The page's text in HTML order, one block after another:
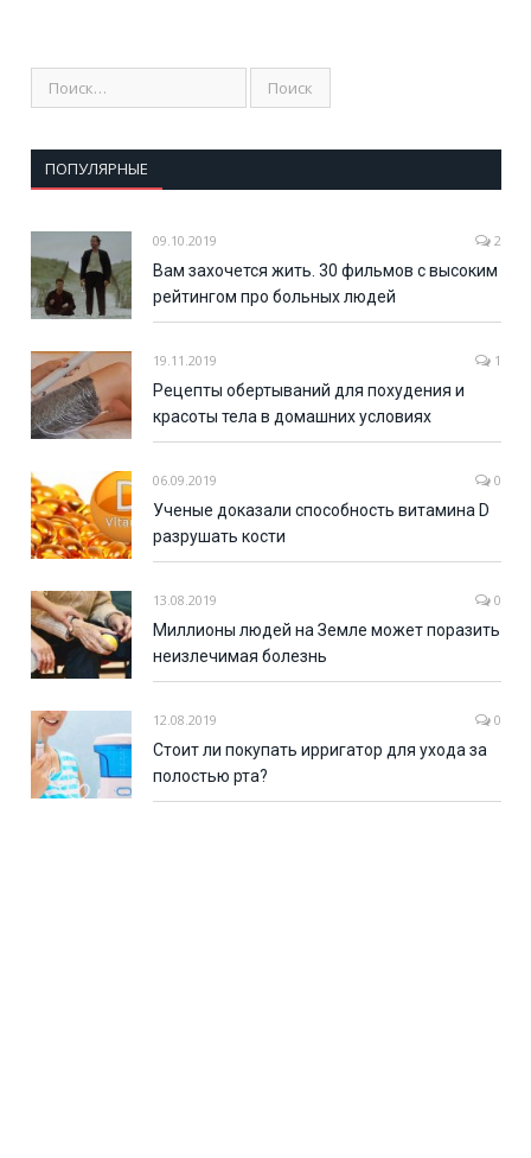
ПОПУЛЯРНЫЕ
09.10.2019 2
Вам захочется жить. 30 фильмов с высоким
рейтингом про больных людей
19.11.2019 1
Рецепты обертываний для похудения и
красоты тела в домашних условиях
06.09.2019 0
Ученые доказали способность витамина D
разрушать кости
13.08.2019 0
Миллионы людей на Земле может поразить
неизлечимая болезнь
12.08.2019 0
Стоит ли покупать ирригатор для ухода за
полостью рта?